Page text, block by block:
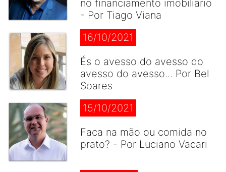
no financiamento imobiliário
- Por Tiago Viana
16/10/2021
És o avesso do avesso do
avesso do avesso... Por Bel
Soares
15/10/2021
Faca na mão ou comida no
prato? - Por Luciano Vacari